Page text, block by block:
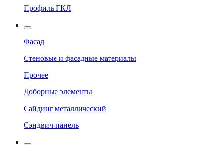
Профиль ГКЛ
Фасад
Стеновые и фасадные материалы
Прочее
Доборные элементы
Сайдинг металлический
Сэндвич-панель